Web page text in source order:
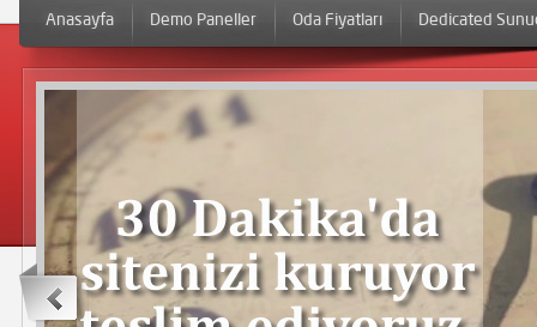
Anasayfa Demo Paneller Oda Fiyatları Dedicated